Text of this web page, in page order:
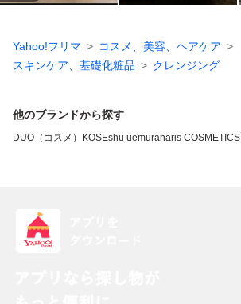
Yahoo!フリマ
コスメ、美容、ヘアケア
スキンケア、基礎化粧品
クレンジング
他のブランドから探す
DUO（コスメ） KOSEshu uemuranaris COSMETICS